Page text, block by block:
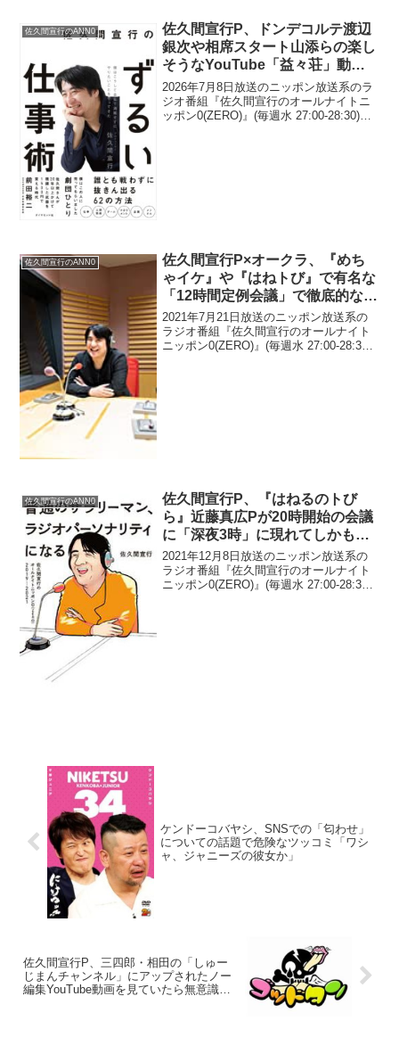
佐久間宣行のANN0
佐久間宣行P、ドンデコルテ渡辺
銀次や相席スタート山添らの楽し
そうなYouTube「益々荘」動画
を見て「1回、シェアハウスやっ
てみたいな」と思ったと告白
2026年7月8日放送のニッポン放送系のラ
ジオ番組『佐久間宣行のオールナイトニ
ッポン0(ZERO)』(毎週水 27:00-28:30)に
佐久間宣行のANN0
佐久間宣行P×オークラ、『めち
ゃイケ』や『はねトび』で有名な
「12時間定例会議」で徹底的な
「企画成立」を議論することに見
る「オリジナリティとは？」とい
う問題
2021年7月21日放送のニッポン放送系の
ラジオ番組『佐久間宣行のオールナイト
ニッポン0(ZERO)』(毎週水 27:00-28:30)
佐久間宣行のANN0
佐久間宣行P、『はねるのトび
ら』近藤真広Pが20時開始の会議
に「深夜3時」に現れてしかも
「一切謝らなかった」というオー
クラの証言に爆笑
2021年12月8日放送のニッポン放送系の
ラジオ番組『佐久間宣行のオールナイト
ニッポン0(ZERO)』(毎週水 27:00-28:30)
ケンドーコバヤシ、SNSでの「匂わせ」
についての話題で危険なツッコミ「ワシ
ャ、ジャニーズの彼女か」
佐久間宣行P、三四郎・相田の「しゅー
じまんチャンネル」にアップされたノー
編集YouTube動画を見ていたら無意識に